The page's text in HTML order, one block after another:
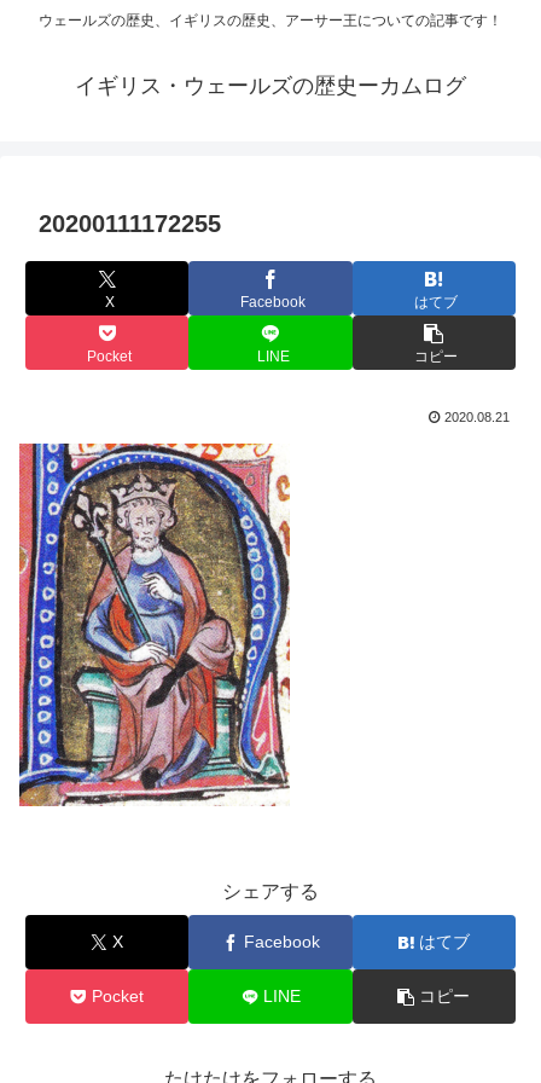
ウェールズの歴史、イギリスの歴史、アーサー王についての記事です！
イギリス・ウェールズの歴史ーカムログ
20200111172255
X Facebook はてブ
Pocket LINE コピー
2020.08.21
シェアする
X Facebook はてブ
Pocket LINE コピー